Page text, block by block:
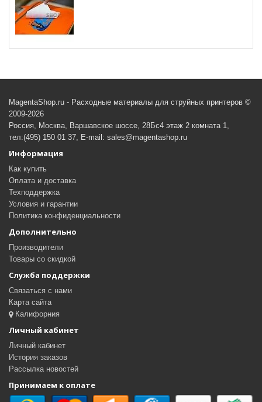
MagentaShop.ru - Расходные материалы для струйных принтеров ©
2009-2026
Россия, Москва, Варшавское шоссе, 28Бс4 этаж 2 комната 1,
тел:(495) 150 01 37, E-mail: sales@magentashop.ru
Информация
Как купить
Оплата и доставка
Техподдержка
Условия и гарантии
Политика конфиденциальности
Дополнительно
Производители
Товары со скидкой
Служба поддержки
Связаться с нами
Карта сайта
Калифорния
Личный кабинет
Личный кабинет
История заказов
Рассылка новостей
Принимаем к оплате